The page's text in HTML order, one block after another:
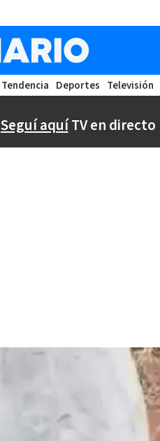
Tendencia Deportes Televisión
Seguí aquíTV en directo